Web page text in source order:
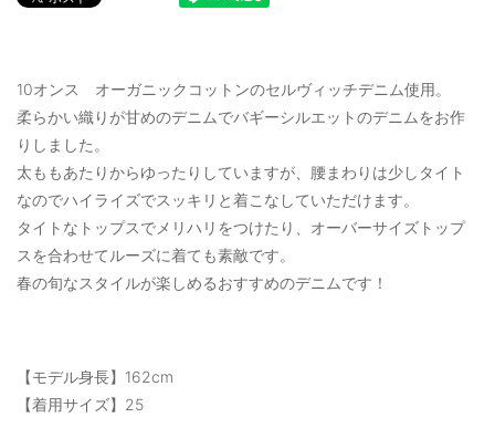
10オンス オーガニックコットンのセルヴィッチデニム使用。
柔らかい織りが甘めのデニムでバギーシルエットのデニムをお作
りしました。
太ももあたりからゆったりしていますが、腰まわりは少しタイト
なのでハイライズでスッキリと着こなしていただけます。
タイトなトップスでメリハリをつけたり、オーバーサイズトップ
スを合わせてルーズに着ても素敵です。
春の旬なスタイルが楽しめるおすすめのデニムです！
【モデル身長】162cm
【着用サイズ】25